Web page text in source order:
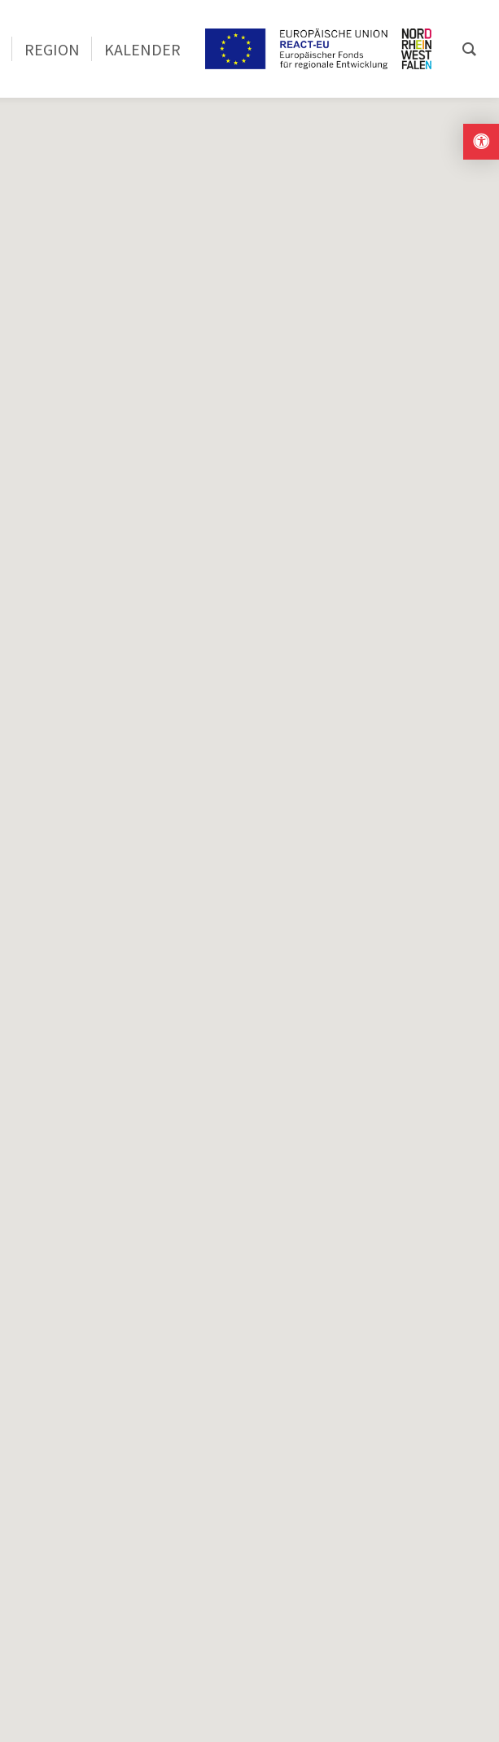
REGION KALENDER